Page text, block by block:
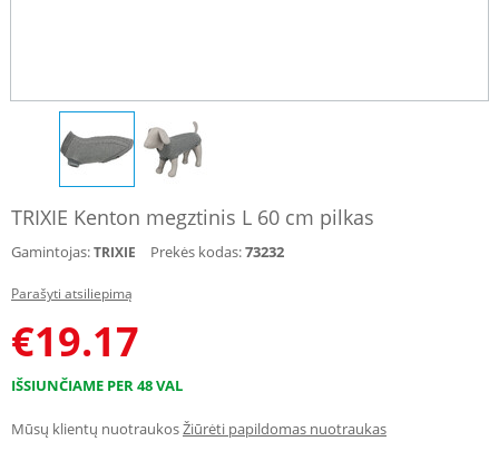
TRIXIE Kenton megztinis L 60 cm pilkas
Gamintojas:TRIXIE Prekės kodas:73232
Parašyti atsiliepimą
€19.17
IŠSIUNČIAME PER 48 VAL
Mūsų klientų nuotraukosŽiūrėti papildomas nuotraukas